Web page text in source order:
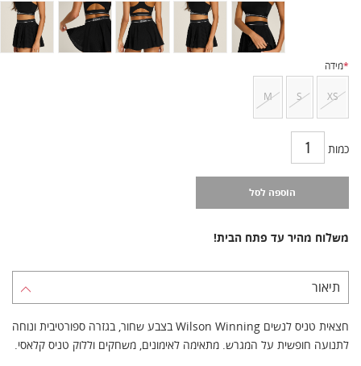
*מידה
XS
S
M
כמות
הוספה לסל
משלוח מהיר עד פתח הבית!
תיאור
חצאית טניס לנשים Wilson Winning בצבע שחור, בגזרה ספורטיבית ונוחה
לתנועה חופשית על המגרש. מתאימה לאימונים, משחקים וללוק טניס קלאסי.